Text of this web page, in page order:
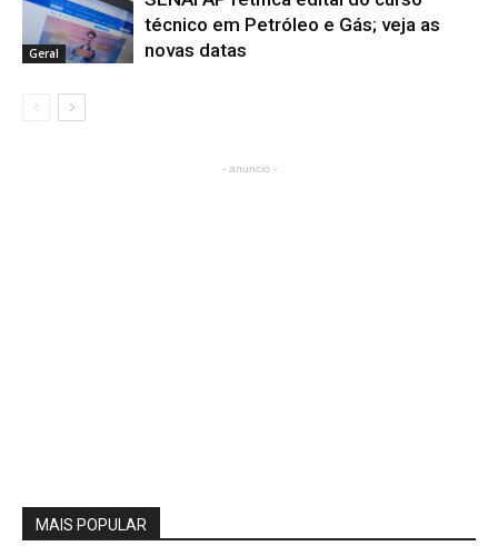
Geral
técnico em Petróleo e Gás; veja as
novas datas
- anuncio -
MAIS POPULAR